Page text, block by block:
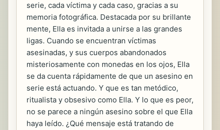
serie, cada víctima y cada caso, gracias a su
memoria fotográfica. Destacada por su brillante
mente, Ella es invitada a unirse a las grandes
ligas. Cuando se encuentran víctimas
asesinadas, y sus cuerpos abandonados
misteriosamente con monedas en los ojos, Ella
se da cuenta rápidamente de que un asesino en
serie está actuando. Y que es tan metódico,
ritualista y obsesivo como Ella. Y lo que es peor,
no se parece a ningún asesino sobre el que Ella
haya leído. ¿Qué mensaje está tratando de